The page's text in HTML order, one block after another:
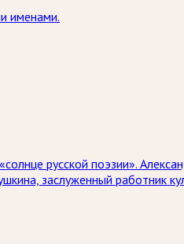
именами.
русской поэзии».
заслуженный работник